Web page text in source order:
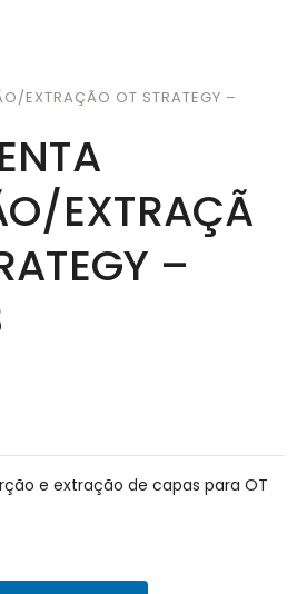
EXTRAÇÃO OT STRATEGY –
EXTRAÇÃ
–
e extração de capas para OT